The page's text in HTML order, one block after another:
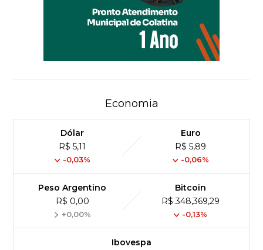
Economia
Dólar
R$ 5,11
-0,03%
Euro
R$ 5,89
-0,06%
Peso Argentino
R$ 0,00
+0,00%
Bitcoin
R$ 348,369,29
-0,13%
Ibovespa